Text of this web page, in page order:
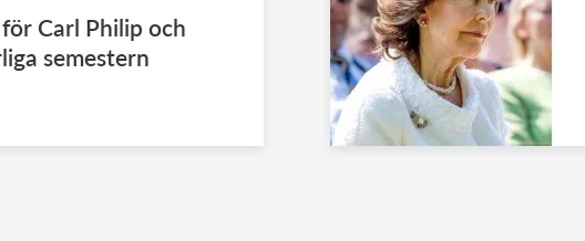
Carl Philip och
semestern